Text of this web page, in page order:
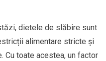
dietele de slăbire sunt
alimentare stricte și
Cu toate acestea, un factor